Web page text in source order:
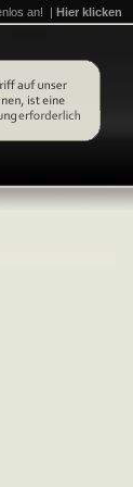
an! | Hier klicken